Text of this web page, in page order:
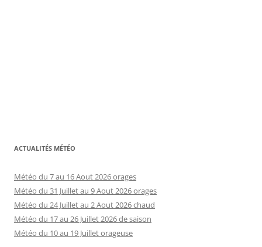
ACTUALITÉS MÉTÉO
Météo du 7 au 16 Aout 2026 orages
Météo du 31 Juillet au 9 Aout 2026 orages
Météo du 24 Juillet au 2 Aout 2026 chaud
Météo du 17 au 26 Juillet 2026 de saison
Météo du 10 au 19 Juillet orageuse